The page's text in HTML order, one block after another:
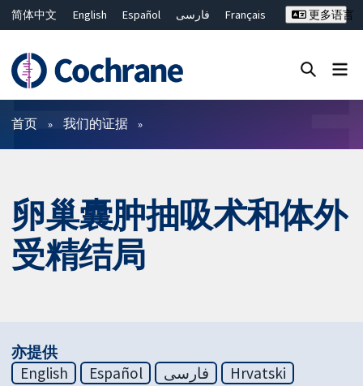
简体中文 English Español فارسی
Français
ไทย
繁體中文
更多语言
过滤
首页 我们的证据
卵巢囊肿抽吸术和体外
受精结局
亦提供
English
Español فارسی
Hrvatski